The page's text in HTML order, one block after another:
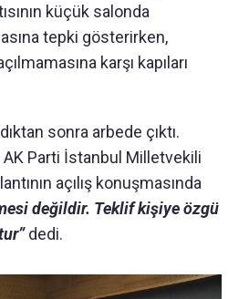
küçük salonda
tepki gösterirken,
karşı kapıları
sonra arbede çıktı.
AK Parti İstanbul Milletvekili
açılış konuşmasında
değildir. Teklif kişiye özgü
dedi.